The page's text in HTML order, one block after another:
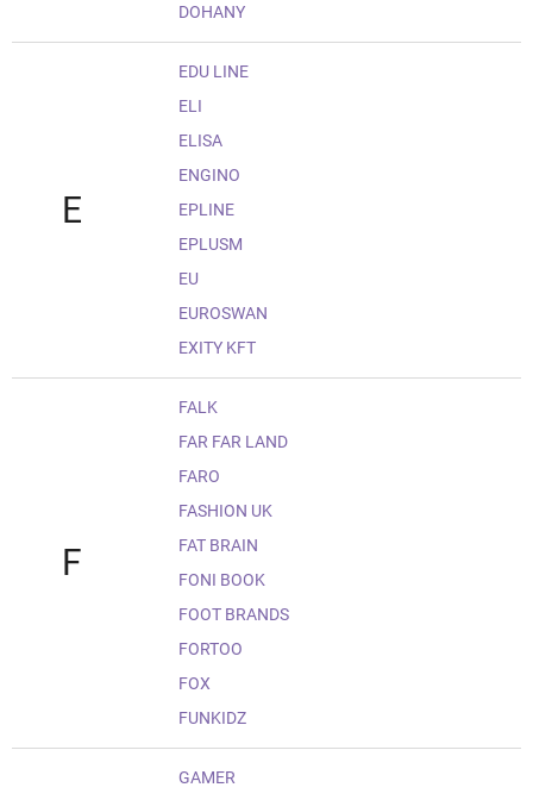
DOHANY
E
EDU LINE
ELI
ELISA
ENGINO
EPLINE
EPLUSM
EU
EUROSWAN
EXITY KFT
F
FALK
FAR FAR LAND
FARO
FASHION UK
FAT BRAIN
FONI BOOK
FOOT BRANDS
FORTOO
FOX
FUNKIDZ
GAMER